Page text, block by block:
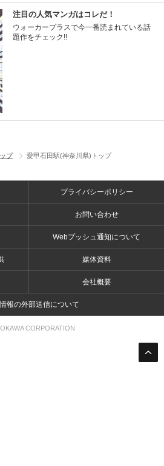
注目の人気マンガはコレだ！
ウォーカープラスで今一番読まれている話
題作をチェック!!
プ 愛甲石田駅(神奈川県)トップ
プライバシーポリシー
お問い合わせ
Webプッシュ通知について
媒体資料
会社概要
報の外部送信について
CORPORATION